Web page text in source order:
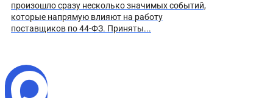
произошло сразу несколько значимых событий,
которые напрямую влияют на работу
поставщиков по 44-ФЗ. Приняты...